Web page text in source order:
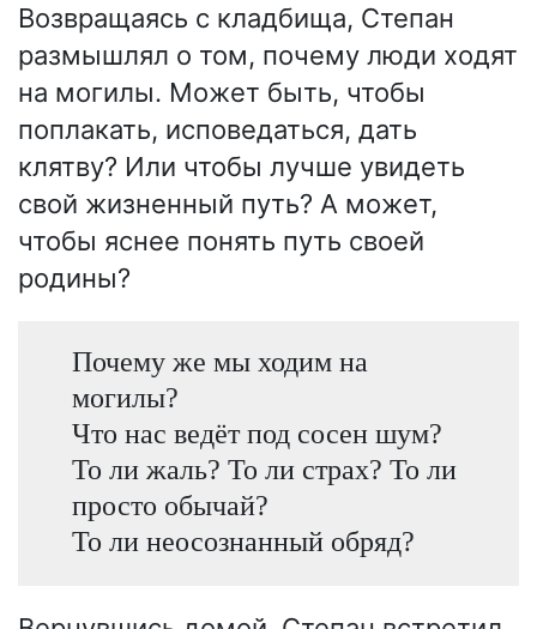
Возвращаясь с кладбища, Степан
размышлял о том, почему люди ходят
на могилы. Может быть, чтобы
поплакать, исповедаться, дать
клятву? Или чтобы лучше увидеть
свой жизненный путь? А может,
чтобы яснее понять путь своей
родины?
Почему же мы ходим на
могилы?
Что нас ведёт под сосен шум?
То ли жаль? То ли страх? То ли
просто обычай?
То ли неосознанный обряд?